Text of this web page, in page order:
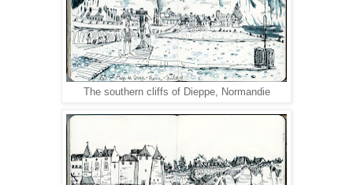
The southern cliffs of Dieppe, Normandie